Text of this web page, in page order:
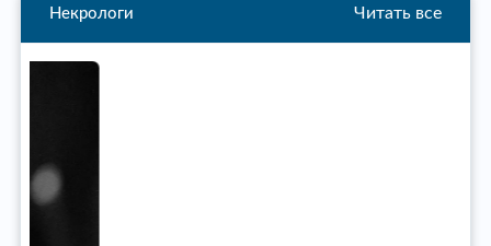
Некрологи Читать все